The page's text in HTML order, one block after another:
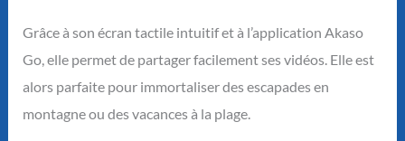
Grâce à son écran tactile intuitif et à l’application Akaso
Go, elle permet de partager facilement ses vidéos. Elle est
alors parfaite pour immortaliser des escapades en
montagne ou des vacances à la plage.